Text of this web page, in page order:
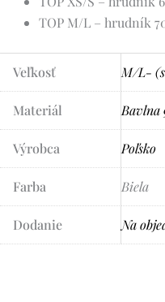
TOP M/L – hrudník
Veľkosť M/L-
Materiál Bavlna
Výrobca Poľsko
Farba Biela
Dodanie Na